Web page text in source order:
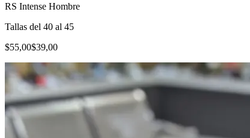
RS Intense Hombre
Tallas del 40 al 45
$55,00$39,00